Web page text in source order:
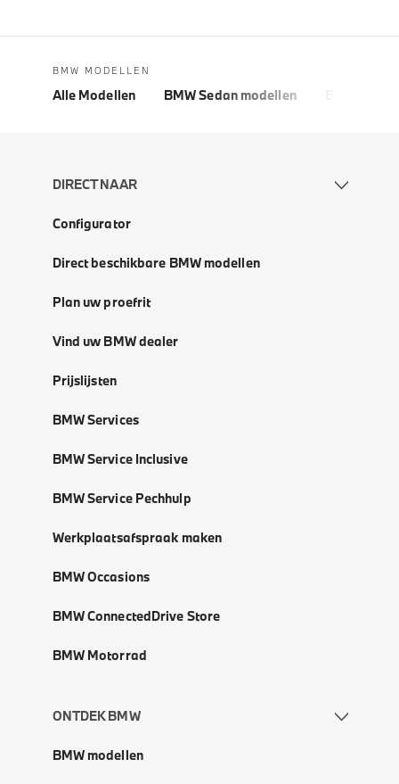
BMW MODELLEN
Alle Modellen BMW Sedan modellen
DIRECT NAAR
Configurator
Direct beschikbare BMW modellen
Plan uw proefrit
Vind uw BMW dealer
Prijslijsten
BMW Services
BMW Service Inclusive
BMW Service Pechhulp
Werkplaatsafspraak maken
BMW Occasions
BMW ConnectedDrive Store
BMW Motorrad
ONTDEK BMW
BMW modellen